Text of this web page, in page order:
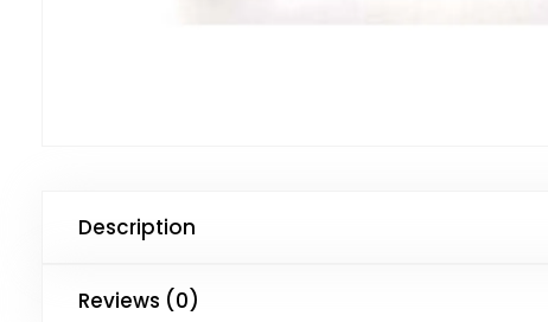
Description
Reviews (0)